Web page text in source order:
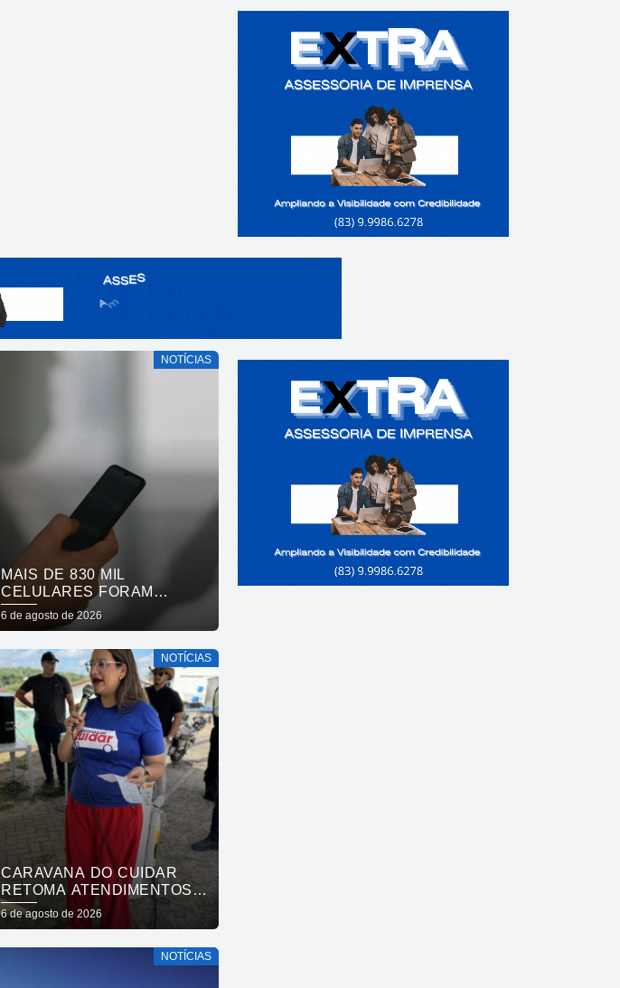
NOTÍCIAS
MAIS DE 830 MIL
CELULARES FORAM
SUBTRAÍDOS EM 2025,
APONTA RELATÓRIO
6 de agosto de 2026
NOTÍCIAS
CARAVANA DO CUIDAR
RETOMA ATENDIMENTOS E
LEVA SERVIÇOS
GRATUITOS AO BAIRRO DE
6 de agosto de 2026
NOTÍCIAS